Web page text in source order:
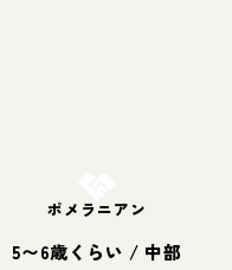
ポメラニアン
5〜6歳くらい / 中部